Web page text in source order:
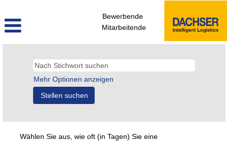
Bewerbende
Mitarbeitende
Mehr Optionen anzeigen
Wählen Sie aus, wie oft (in Tagen) Sie eine